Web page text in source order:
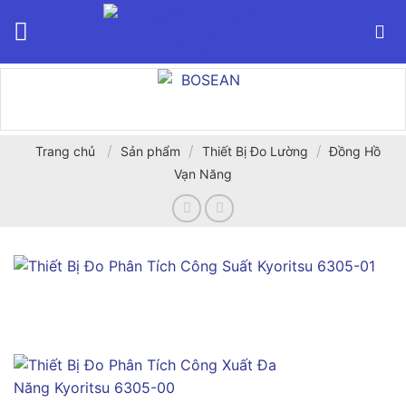
Trang chủ / Sản phẩm / Thiết Bị Đo Lường / Đồng Hồ
Vạn Năng